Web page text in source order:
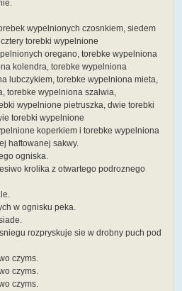
wypelnionych czosnkiem, siedem
torebki wypelnione
oregano, torebke wypelniona
kolendra, torebke wypelniona
lubczykiem, torebke wypelniona mieta,
torebke wypelniona szalwia,
wypelnione pietruszka, dwie torebki
torebki wypelnione
koperkiem i torebke wypelniona
haftowanej sakwy.
ogniska.
krolika z otwartego podroznego
w ognisku peka.
rozpryskuje sie w drobny puch pod
czyms.
czyms.
czyms.